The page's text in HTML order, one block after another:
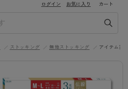
ログイン お気に入り カート
ご購入で送料無料
ストッキング 無地ストッキング アイテム詳